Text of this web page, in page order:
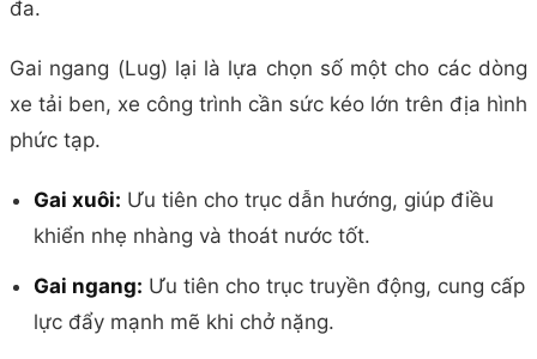
đa.
Gai ngang (Lug) lại là lựa chọn số một cho các dòng
xe tải ben, xe công trình cần sức kéo lớn trên địa hình
phức tạp.
Gai xuôi: Ưu tiên cho trục dẫn hướng, giúp điều
khiển nhẹ nhàng và thoát nước tốt.
Gai ngang: Ưu tiên cho trục truyền động, cung cấp
lực đẩy mạnh mẽ khi chở nặng.